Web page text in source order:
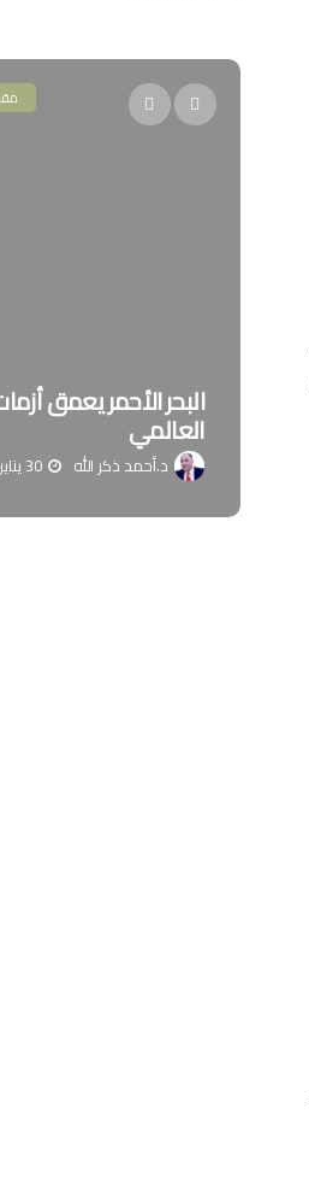
البحر الأحمر يعمق
العالمي
د.أحمد ذكر الله 30 يناير، 2024